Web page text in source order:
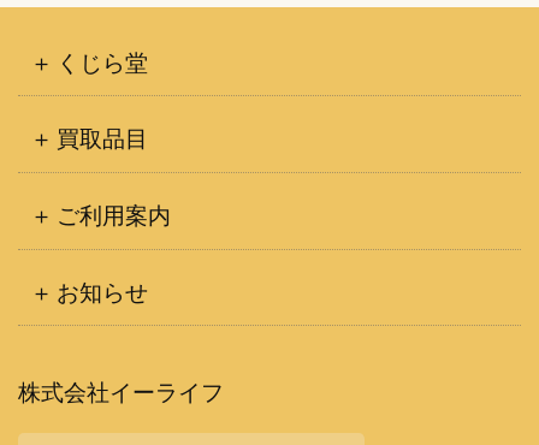
くじら堂
買取品目
ご利用案内
お知らせ
株式会社イーライフ